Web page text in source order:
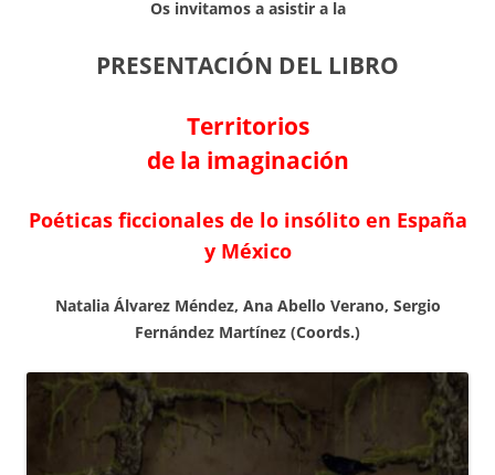
Os invitamos a asistir a la
PRESENTACIÓN DEL LIBRO
Territorios
de la imaginación
Poéticas ficcionales de lo insólito en España
y México
Natalia Álvarez Méndez, Ana Abello Verano, Sergio
Fernández Martínez (Coords.)